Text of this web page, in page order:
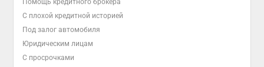
Помощь кредитного брокера
С плохой кредитной историей
Под залог автомобиля
Юридическим лицам
С просрочками